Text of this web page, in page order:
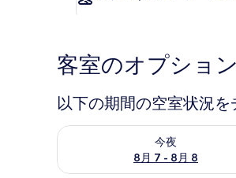
客室のオプション
以下の期間の空室状況を
今夜
8月 7 - 8月 8
今夜 8月 7 - 8月 8 の空室状況